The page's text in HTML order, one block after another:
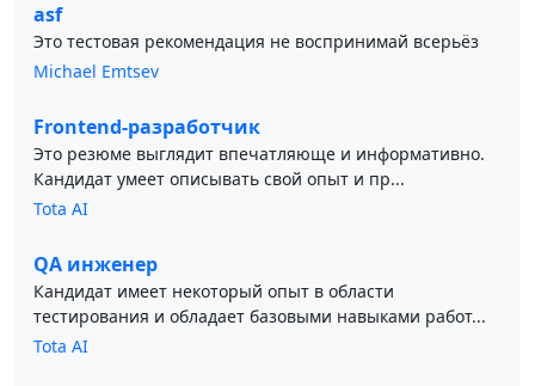
asf
Это тестовая рекомендация не воспринимай всерьёз
Michael Emtsev
Frontend-разработчик
Это резюме выглядит впечатляюще и информативно.
Кандидат умеет описывать свой опыт и пр...
Tota AI
QA инженер
Кандидат имеет некоторый опыт в области
тестирования и обладает базовыми навыками работ...
Tota AI